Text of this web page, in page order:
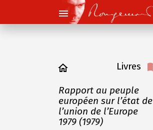
Livres
Rapport au peuple
européen sur l’état de
l’union de l’Europe
1979 (1979)